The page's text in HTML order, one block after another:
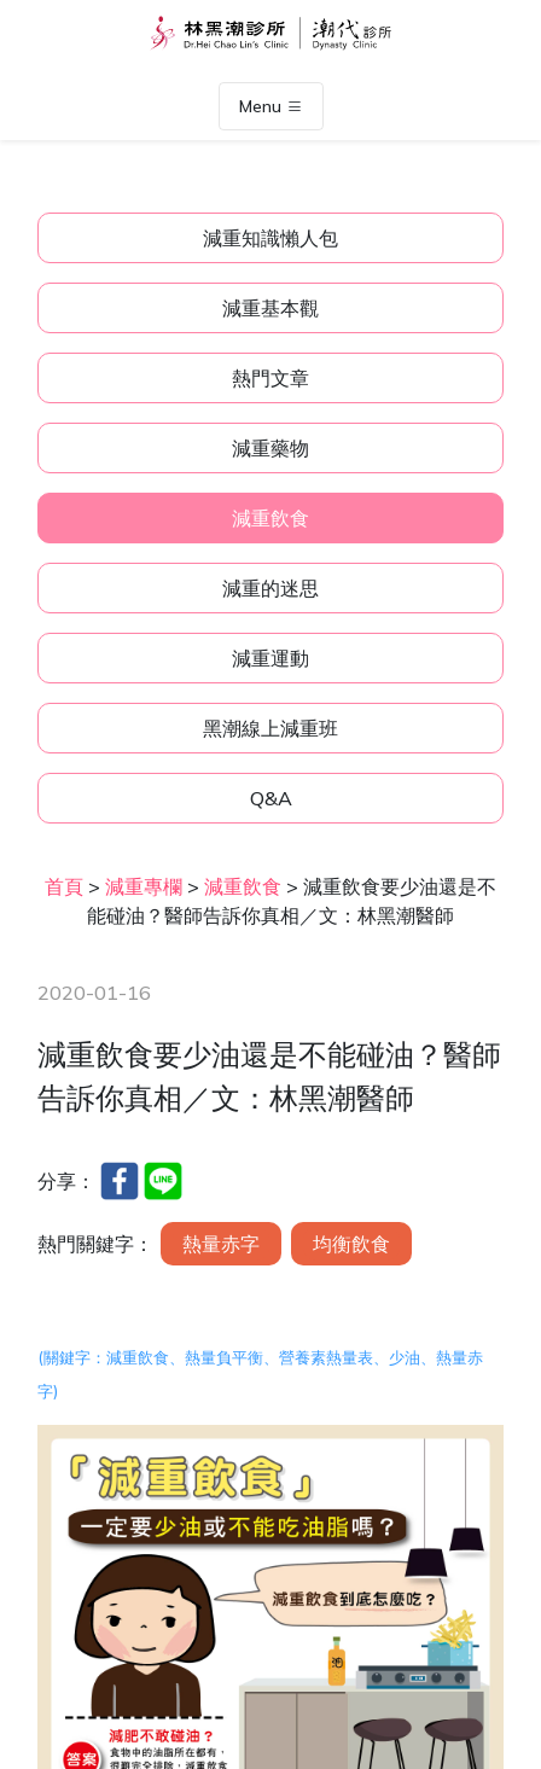
Menu
減重知識懶人包
減重基本觀
熱門文章
減重藥物
減重飲食
減重的迷思
減重運動
黑潮線上減重班
Q&A
首頁 > 減重專欄 > 減重飲食 > 減重飲食要少油還是不
能碰油？醫師告訴你真相／文：林黑潮醫師
2020-01-16
減重飲食要少油還是不能碰油？醫師
告訴你真相／文：林黑潮醫師
分享：
熱門關鍵字： 熱量赤字 均衡飲食
(關鍵字：減重飲食 、熱量負平衡 、營養素熱量表、 少油 、熱量赤
字)